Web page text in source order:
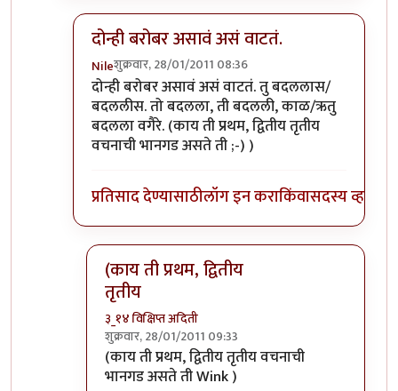
दोन्ही बरोबर असावं असं वाटतं.
Nileशुक्रवार, 28/01/2011 08:36
In reply toअगदी अगदीbyचित्रा
दोन्ही बरोबर असावं असं वाटतं. तु बदललास/
बदललीस. तो बदलला, ती बदलली, काळ/ऋतु
बदलला वगैरे. (काय ती प्रथम, द्वितीय तृतीय
वचनाची भानगड असते ती ;-) )
प्रतिसाद देण्यासाठीलॉग इन कराकिंवासदस्य व्हा
(काय ती प्रथम, द्वितीय
तृतीय
३_१४ विक्षिप्त अदिती
शुक्रवार, 28/01/2011 09:33
In reply toदोन्ही बरोबर असावं असं वाटतं.
(काय ती प्रथम, द्वितीय तृतीय वचनाची
भानगड असते ती Wink )